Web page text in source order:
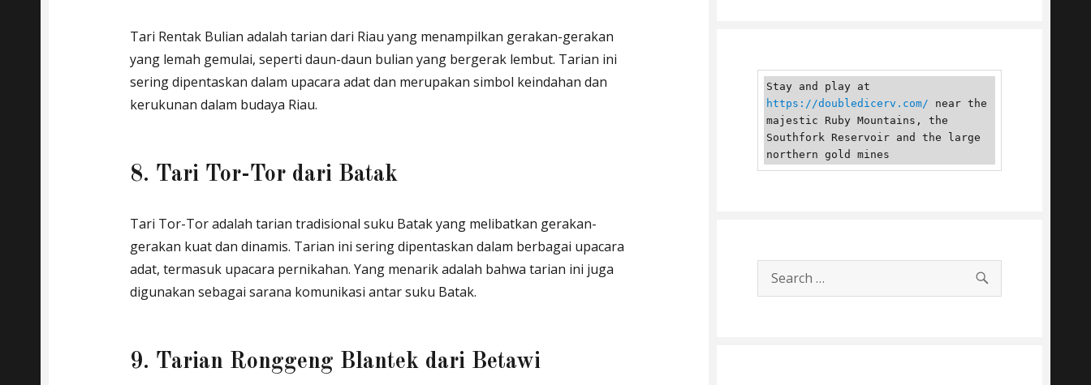
Tari Rentak Bulian adalah tarian dari Riau yang menampilkan gerakan-gerakan
yang lemah gemulai, seperti daun-daun bulian yang bergerak lembut. Tarian ini
sering dipentaskan dalam upacara adat dan merupakan simbol keindahan dan
kerukunan dalam budaya Riau.
8. Tari Tor-Tor dari Batak
Tari Tor-Tor adalah tarian tradisional suku Batak yang melibatkan gerakan-
gerakan kuat dan dinamis. Tarian ini sering dipentaskan dalam berbagai upacara
adat, termasuk upacara pernikahan. Yang menarik adalah bahwa tarian ini juga
digunakan sebagai sarana komunikasi antar suku Batak.
9. Tarian Ronggeng Blantek dari Betawi
https://doubledicerv.com/ near the
majestic Ruby Mountains, the
Southfork Reservoir and the large
northern gold mines
Search
for:
SEARCH